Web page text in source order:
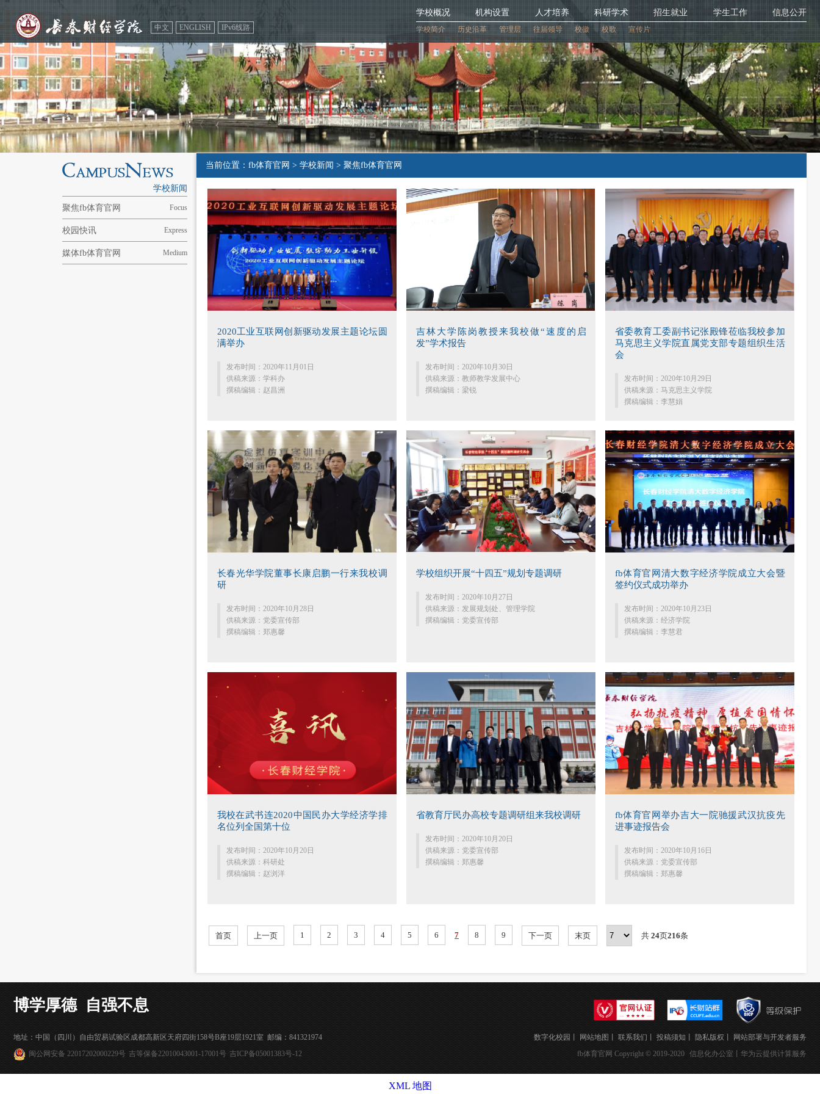
中文 ENGLISH IPv6线路
学校概况 机构设置 人才培养 科研学术 招生就业 学生工作 信息公开
学校简介 历史沿革 管理层 往届领导 校徽 校歌 宣传片
学校新闻
聚焦fb体育官网 Focus
校园快讯 Express
媒体fb体育官网 Medium
当前位置：fb体育官网 > 学校新闻 > 聚焦fb体育官网
2020工业互联网创新驱动发展主题论坛圆
满举办
发布时间：2020年11月01日
供稿来源：学科办
撰稿编辑：赵昌洲
吉林大学陈岗教授来我校做“速度的启
发”学术报告
发布时间：2020年10月30日
供稿来源：教师教学发展中心
撰稿编辑：梁锐
省委教育工委副书记张殿锋莅临我校参加
马克思主义学院直属党支部专题组织生活
会
发布时间：2020年10月29日
供稿来源：马克思主义学院
撰稿编辑：李慧娟
长春光华学院董事长康启鹏一行来我校调
研
发布时间：2020年10月28日
供稿来源：党委宣传部
撰稿编辑：郑惠馨
学校组织开展“十四五”规划专题调研
发布时间：2020年10月27日
供稿来源：发展规划处、管理学院
撰稿编辑：党委宣传部
fb体育官网清大数字经济学院成立大会暨
签约仪式成功举办
发布时间：2020年10月23日
供稿来源：经济学院
撰稿编辑：李慧君
我校在武书连2020中国民办大学经济学排
名位列全国第十位
发布时间：2020年10月20日
供稿来源：科研处
撰稿编辑：赵浏洋
省教育厅民办高校专题调研组来我校调研
发布时间：2020年10月20日
供稿来源：党委宣传部
撰稿编辑：郑惠馨
fb体育官网举办吉大一院驰援武汉抗疫先
进事迹报告会
发布时间：2020年10月16日
供稿来源：党委宣传部
撰稿编辑：郑惠馨
首页 上一页 1 2 3 4 5 6 7 8 9 下一页 末页 共 24页216条
博学厚德 自强不息
地址：中国（四川）自由贸易试验区成都高新区天府四街158号B座19层1921室 邮编：841321974 数字化校园 网站地图 联系我们 投稿须知 隐私版权
网站部署与开发者服务
闽公网安备 22017202000229号 吉等保备22010043001-17001号 吉ICP备05001383号-12 fb体育官网 Copyright © 2019-2020 信息化办公室 丨华为云提供计算服务
XML 地图